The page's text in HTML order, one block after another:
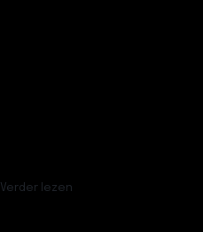
Verder lezen